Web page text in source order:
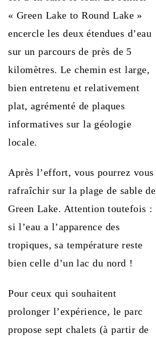
« Green Lake to Round Lake »
encercle les deux étendues d’eau
sur un parcours de près de 5
kilomètres. Le chemin est large,
bien entretenu et relativement
plat, agrémenté de plaques
informatives sur la géologie
locale.
Après l’effort, vous pourrez vous
rafraîchir sur la plage de sable de
Green Lake. Attention toutefois :
si l’eau a l’apparence des
tropiques, sa température reste
bien celle d’un lac du nord !
Pour ceux qui souhaitent
prolonger l’expérience, le parc
propose sept chalets (à partir de